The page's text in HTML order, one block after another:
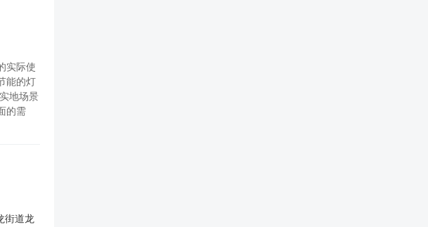
实际使
能的灯
地场景
的需
街道龙